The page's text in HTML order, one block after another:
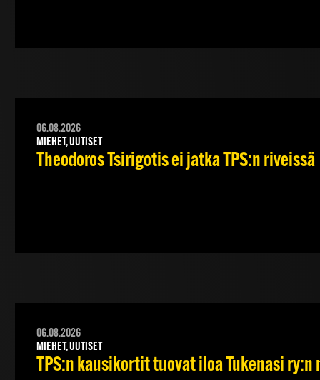
06.08.2026
MIEHET, UUTISET
Theodoros Tsirigotis ei jatka TPS:n riveissä
06.08.2026
MIEHET, UUTISET
TPS:n kausikortit tuovat iloa Tukenasi